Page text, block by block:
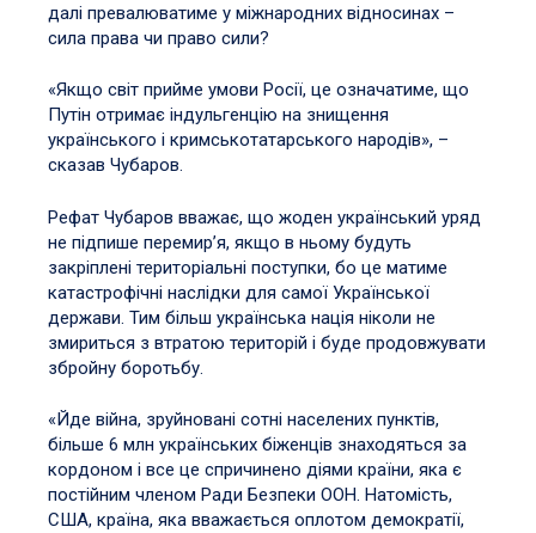
далі превалюватиме у міжнародних відносинах –
сила права чи право сили?
«Якщо світ прийме умови Росії, це означатиме, що
Путін отримає індульгенцію на знищення
українського і кримськотатарського народів», –
сказав Чубаров.
Рефат Чубаров вважає, що жоден український уряд
не підпише перемир’я, якщо в ньому будуть
закріплені територіальні поступки, бо це матиме
катастрофічні наслідки для самої Української
держави. Тим більш українська нація ніколи не
змириться з втратою територій і буде продовжувати
збройну боротьбу.
«Йде війна, зруйновані сотні населених пунктів,
більше 6 млн українських біженців знаходяться за
кордоном і все це спричинено діями країни, яка є
постійним членом Ради Безпеки ООН. Натомість,
США, країна, яка вважається оплотом демократії,